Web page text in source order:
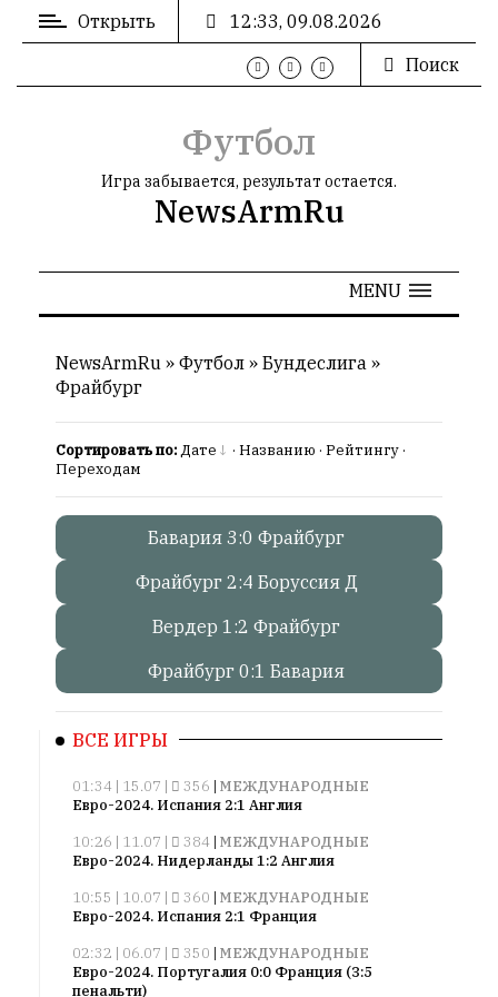
ВХОД
РЕКЛАМА
Онлайн
всего:
Пользователей:
НАШИ
ПРАВИЛА
Тонкие
материалы
мыслящих.
Открыть
12:33, 09.08.2026
Поиск
Футбол
Игра забывается, результат остается.
NewsArmRu
MENU
NewsArmRu » Футбол » Бундеслига »
Фрайбург
Сортировать по:Дате · Названию · Рейтингу ·
Переходам
Бавария 3:0 Фрайбург
Фрайбург 2:4 Боруссия Д
Вердер 1:2 Фрайбург
Фрайбург 0:1 Бавария
ВСЕ ИГРЫ
01:34 | 15.07 | 356 | МЕЖДУНАРОДНЫЕ
Евро-2024. Испания 2:1 Англия
10:26 | 11.07 |
384 | МЕЖДУНАРОДНЫЕ
Евро-2024. Нидерланды 1:2 Англия
10:55 | 10.07 |
360 | МЕЖДУНАРОДНЫЕ
Евро-2024. Испания 2:1 Франция
02:32 | 06.07 |
350 | МЕЖДУНАРОДНЫЕ
Евро-2024. Португалия 0:0 Франция (3:5
пенальти)